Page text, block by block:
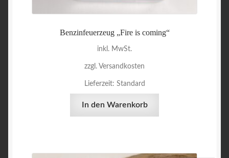
Benzinfeuerzeug „Fire is coming“
inkl. MwSt.
zzgl. Versandkosten
Lieferzeit: Standard
In den Warenkorb